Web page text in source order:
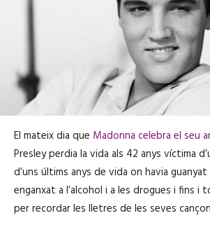
El mateix dia que Madonna celebra el seu
Presley perdia la vida als 42 anys víctima
d’uns últims anys de vida on havia
enganxat a l’alcohol i a les drogues i fins
per recordar les lletres de les seves